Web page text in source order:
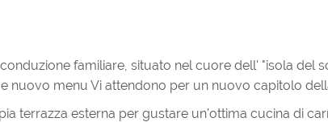
familiare, situato nel cuore dell' "isola del
nuovo menu Vi attendono per un nuovo capitolo
terrazza esterna per gustare un'ottima cucina di